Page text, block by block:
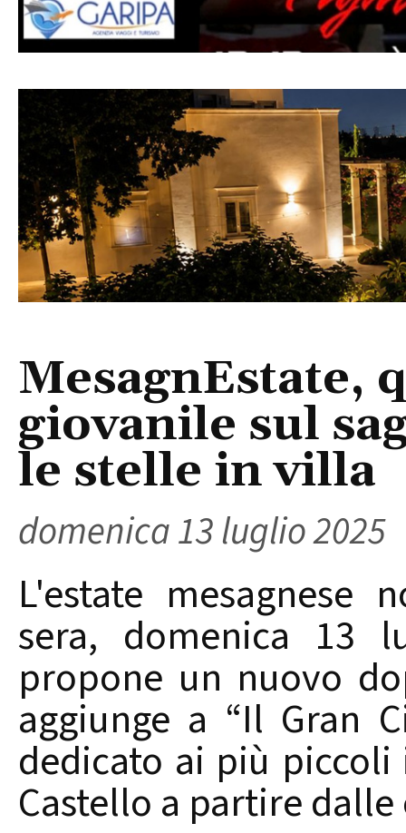
MesagnEstate,
giovanile sul
le stelle in villa
domenica 13 luglio 2025
L'estate mesagnese
sera, domenica 13
propone un nuovo
aggiunge a “Il Gran
dedicato ai più
Castello a partire dalle